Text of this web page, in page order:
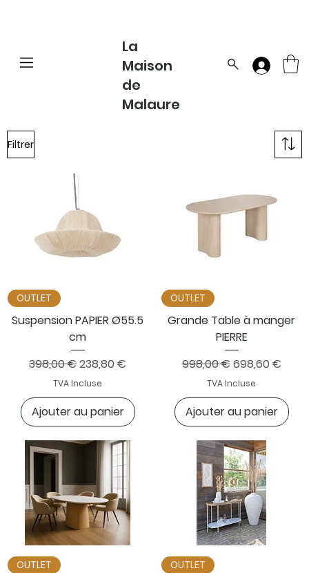
La
Maison
de
Malaure
Filtrer
OUTLET
Suspension PAPIER Ø55.5
cm
Prix original
398,00 €Prix promotionnel
238,80 €
TVA Incluse
Ajouter au panier
OUTLET
Grande Table à manger
PIERRE
Prix original
998,00 €Prix
698,60 €
TVA Incluse
Ajouter au panier
OUTLET OUTLET